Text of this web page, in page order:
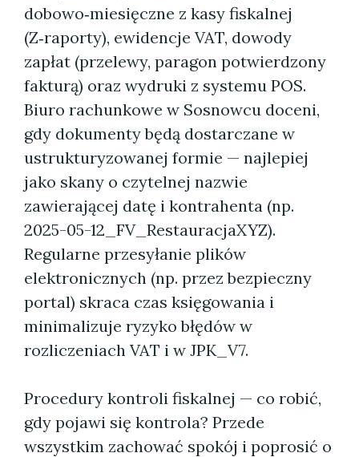
dobowo‑miesięczne z kasy fiskalnej
(Z‑raporty), ewidencje VAT, dowody
zapłat (przelewy, paragon potwierdzony
fakturą) oraz wydruki z systemu POS.
Biuro rachunkowe w Sosnowcu doceni,
gdy dokumenty będą dostarczane w
ustrukturyzowanej formie — najlepiej
jako skany o czytelnej nazwie
zawierającej datę i kontrahenta (np.
2025-05-12_FV_RestauracjaXYZ).
Regularne przesyłanie plików
elektronicznych (np. przez bezpieczny
portal) skraca czas księgowania i
minimalizuje ryzyko błędów w
rozliczeniach VAT i w JPK_V7.
Procedury kontroli fiskalnej — co robić,
gdy pojawi się kontrola? Przede
wszystkim zachować spokój i poprosić o